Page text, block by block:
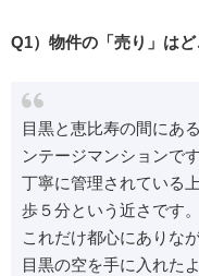
Q1）物件の「売り」はど
目黒と恵比寿の間にあ
ンテージマンションで
丁寧に管理されている
歩５分という近さです。
これだけ都心にありな
目黒の空を手に入れた